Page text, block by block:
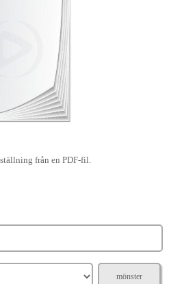
från en PDF-fil.
mönster